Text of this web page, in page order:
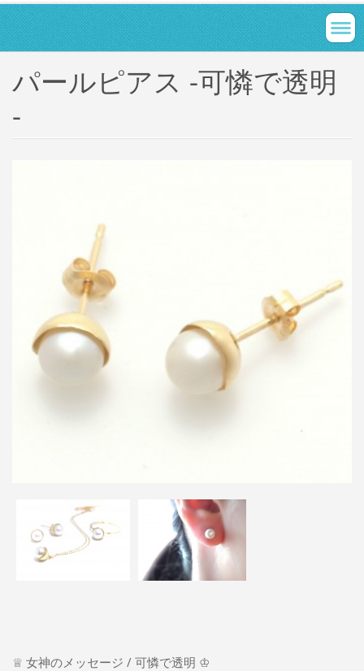
パールピアス -可憐で透明
-
♕ 女神のメッセージ / 可憐で透明 ♔